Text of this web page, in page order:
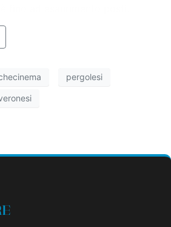
pergolesi